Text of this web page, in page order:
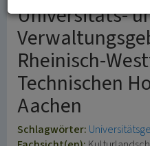
Universitäts-
Rheinisch-
Technischen
Aachen
Schlagwörter: